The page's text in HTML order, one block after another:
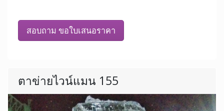
สอบถาม ขอใบเสนอราคา
ตาข่ายไวน์แมน 155